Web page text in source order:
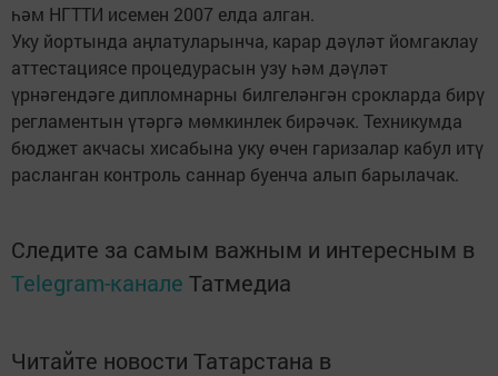
һәм НГТТИ исемен 2007 елда алган.
Уку йортында аңлатуларынча, карар дәүләт йомгаклау
аттестациясе процедурасын узу һәм дәүләт
үрнәгендәге дипломнарны билгеләнгән срокларда бирү
регламентын үтәргә мөмкинлек бирәчәк. Техникумда
бюджет акчасы хисабына уку өчен гаризалар кабул итү
расланган контроль саннар буенча алып барылачак.
Следите за самым важным и интересным в
Telegram-канале Татмедиа
Читайте новости Татарстана в